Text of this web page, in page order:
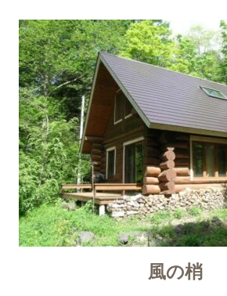
風の梢